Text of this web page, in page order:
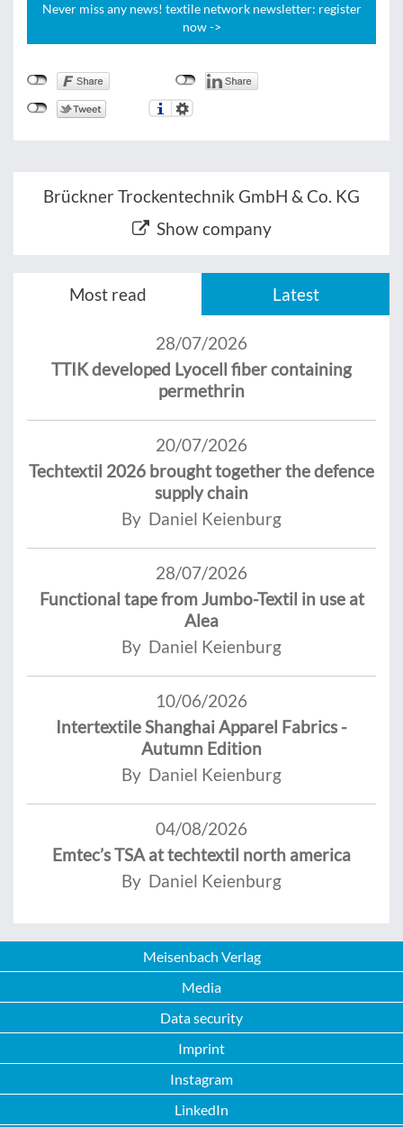
Never miss any news! textile network newsletter: register
now ->
Brückner Trockentechnik GmbH & Co. KG
Show company
Most read Latest
28/07/2026
TTIK developed Lyocell fiber containing
permethrin
20/07/2026
Techtextil 2026 brought together the defence
supply chain
By Daniel Keienburg
28/07/2026
Functional tape from Jumbo-Textil in use at
Alea
By Daniel Keienburg
10/06/2026
Intertextile Shanghai Apparel Fabrics -
Autumn Edition
By Daniel Keienburg
04/08/2026
Emtec’s TSA at techtextil north america
By Daniel Keienburg
Meisenbach Verlag
Media
Data security
Imprint
Instagram
LinkedIn